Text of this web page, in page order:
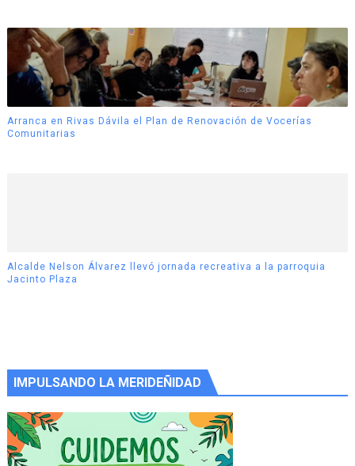
Arranca en Rivas Dávila el Plan de Renovación de Vocerías
Comunitarias
Alcalde Nelson Álvarez llevó jornada recreativa a la parroquia
Jacinto Plaza
IMPULSANDO LA MERIDEÑIDAD